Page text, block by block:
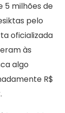
5 milhões de
pelo
oficializada
às
algo
R$